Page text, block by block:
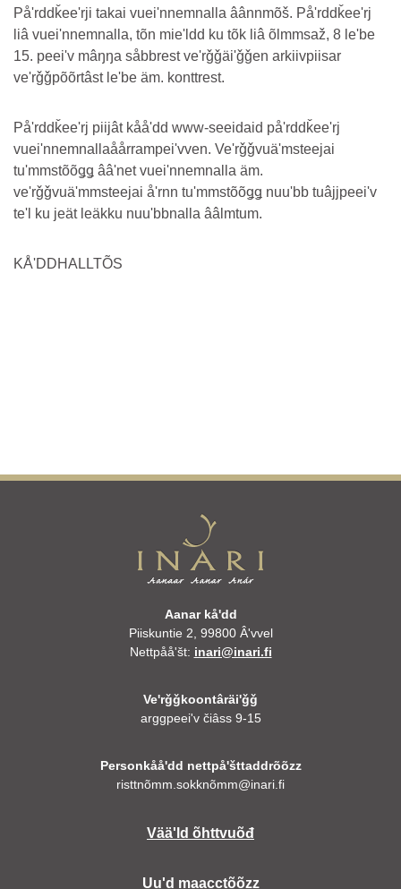
Påʹrddǩeeʹrji takai vueiʹnnemnalla âânnmõš. Påʹrddǩeeʹrj
liâ vueiʹnnemnalla, tõn mieʹldd ku tõk liâ õlmmsaž, 8 leʹbe
15. peeiʹv mâŋŋa såbbrest veʹrǧǧäiʹǧǧen arkiivpiisar
veʹrǧǧpõõrtâst leʹbe äm. konttrest.
Påʹrddǩeeʹrj piijât kååʹdd www-seeidaid påʹrddǩeeʹrj
vueiʹnnemnallaåårrampeiʹvven. Veʹrǧǧvuäʹmsteejai
tuʹmmstõõǥǥ ââʹnet vueiʹnnemnalla äm.
veʹrǧǧvuäʹmmsteejai åʹrnn tuʹmmstõõǥǥ nuuʹbb tuâjjpeeiʹv
teʹl ku jeät leäkku nuuʹbbnalla ââlmtum.
KÅʹDDHALLTÕS
Aanar kåʹdd
Piiskuntie 2, 99800 Âʹvvel
Nettpååʹšt: inari@inari.fi
Veʹrǧǧkoontâräiʹǧǧ
arggpeeiʹv čiâss 9-15
Personkååʹdd nettpåʹšttaddrõõzz
risttnõmm.sokknõmm@inari.fi
Vääʹld õhttvuõđ
Uuʹd maacctõõzz